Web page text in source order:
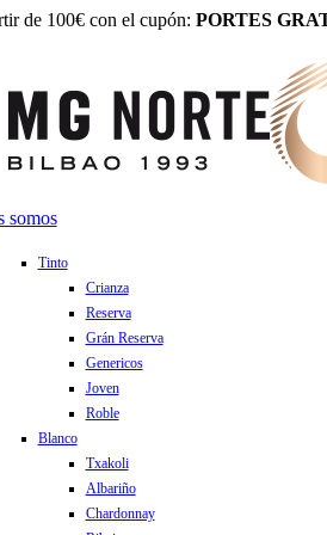
de 100€ con el cupón: PORTES
somos
Tinto
Crianza
Reserva
Grán Reserva
Genericos
Joven
Roble
Blanco
Txakoli
Albariño
Chardonnay